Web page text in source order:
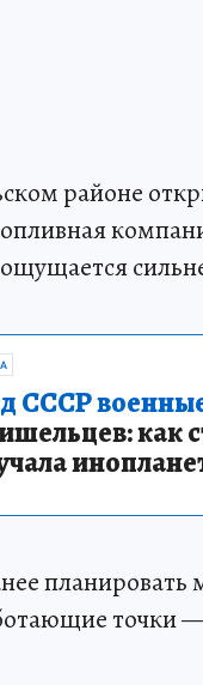
районе
СССР
как
точки —